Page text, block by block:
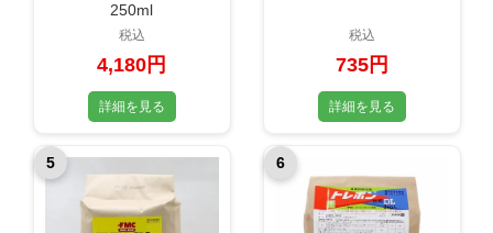
250ml
税込
4,180円
詳細を見る
税込
735円
詳細を見る
5 6